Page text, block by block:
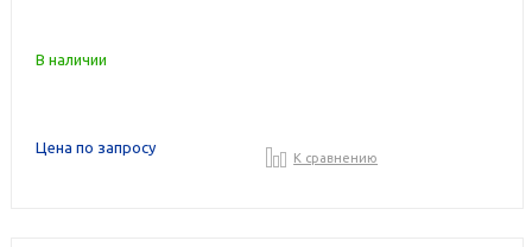
В наличии
Цена по запросу
К сравнению